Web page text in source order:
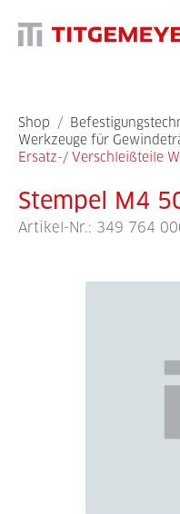
Shop /
Werkzeuge für
Ersatz-/ Verschleißteile
Stempel M4
Artikel-Nr.: 349 764